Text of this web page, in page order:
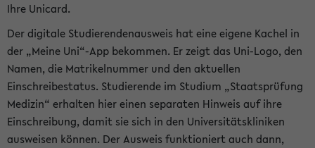
Ihre Unicard.
Der digitale Studierendenausweis hat eine eigene Kachel in
der „Meine Uni“-App bekommen. Er zeigt das Uni-Logo, den
Namen, die Matrikelnummer und den aktuellen
Einschreibestatus. Studierende im Studium „Staatsprüfung
Medizin“ erhalten hier einen separaten Hinweis auf ihre
Einschreibung, damit sie sich in den Universitätskliniken
ausweisen können. Der Ausweis funktioniert auch dann,